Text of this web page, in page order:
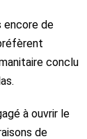
encore de
conclu
à ouvrir le
de